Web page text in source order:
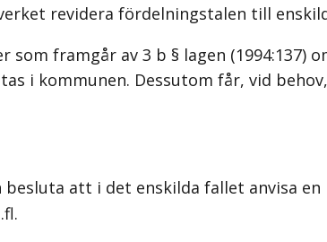
revidera fördelningstalen till
framgår av 3 b § lagen (1994:137)
i kommunen. Dessutom får, vid
att i det enskilda fallet anvisa